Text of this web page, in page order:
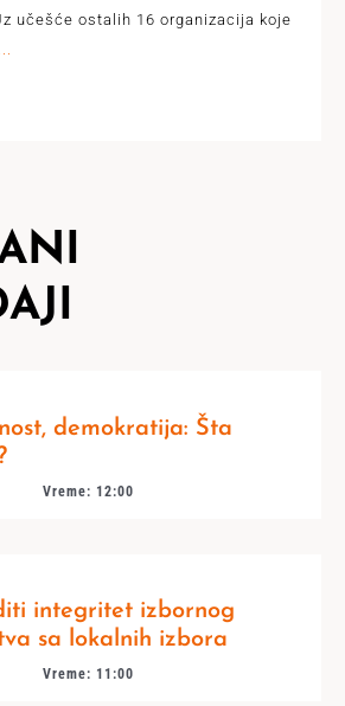
učešće ostalih 16 organizacija koje
demokratija: Šta
Vreme: 12:00
integritet izbornog
sa lokalnih izbora
Vreme: 11:00